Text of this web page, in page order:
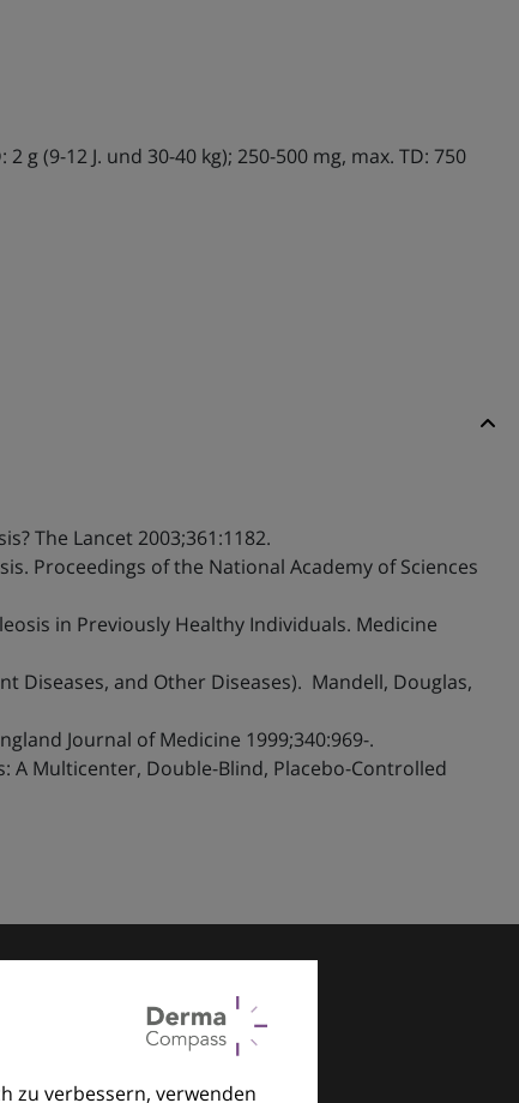
g (9-12 J. und 30-40 kg); 250-500 mg, max. TD: 750
The Lancet 2003;361:1182.
Proceedings of the National Academy of Sciences
in Previously Healthy Individuals. Medicine
Diseases, and Other Diseases). Mandell, Douglas,
Journal of Medicine 1999;340:969-.
A Multicenter, Double-Blind, Placebo-Controlled
zu verbessern, verwenden